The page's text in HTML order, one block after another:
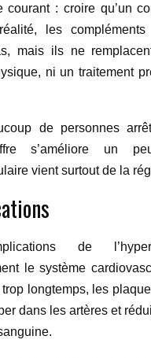
courant : croire qu’un
les
mais ils ne
ni un traitement
de personnes
s’améliore un
vient surtout de la
de
le système
longtemps, les
dans les artères et